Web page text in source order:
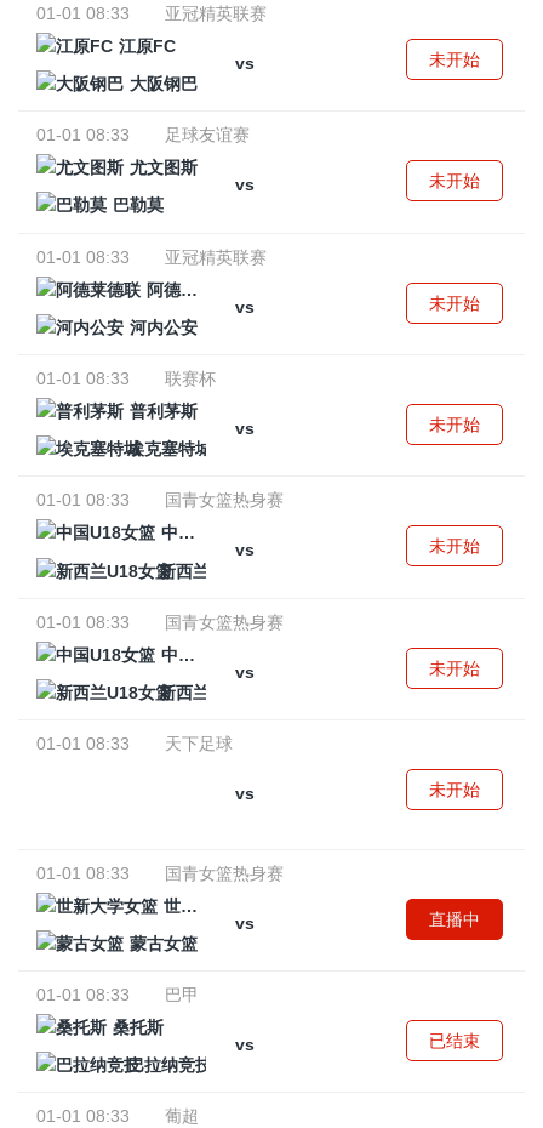
01-01 08:33
亚冠精英联赛
江原FC
vs
大阪钢巴
未开始
01-01 08:33
足球友谊赛
尤文图斯
vs
巴勒莫
未开始
01-01 08:33
亚冠精英联赛
阿德莱德联
vs
河内公安
未开始
01-01 08:33
联赛杯
普利茅斯
vs
埃克塞特城
未开始
01-01 08:33
国青女篮热身赛
中国U18女篮
vs
新西兰U18女篮
未开始
01-01 08:33
国青女篮热身赛
中国U18女篮
vs
新西兰U18女篮
未开始
01-01 08:33 天下足球
vs 未开始
01-01 08:33
国青女篮热身赛
世新大学女篮
vs
蒙古女篮
直播中
01-01 08:33
巴甲
桑托斯
vs
巴拉纳竞技
已结束
01-01 08:33
葡超